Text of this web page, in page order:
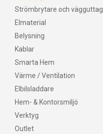
Strömbrytare och vägguttag
Elmaterial
Belysning
Kablar
Smarta Hem
Värme / Ventilation
Elbilsladdare
Hem- & Kontorsmiljö
Verktyg
Outlet